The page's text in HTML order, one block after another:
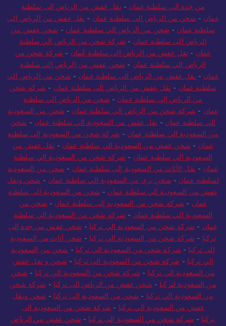
عمان-شحن من الرياض الى سلطنة عمان-نقل عفش من الرياض الى
سلطنة عمان-شحن من الرياض الي سلطنة عمان-شحن عفش من
الرياض الى سلطنة عمان-شركة شحن من الرياض الي سلطنة
عمان-نقل عفش من الرياض الى سلطنة عُمان-شركة شحن من
الرياض الي سلطنة عمان-شحن عفش من الرياض الي سلطنة
عمان-نقل عفش من الرياض الى سلطنة عمان-شحن من الرياض الى
سلطنة عمان-نقل عفش من الرياض الى سلطنة عمان-شركة شحن
من الرياض إلى سلطنة عمان-شحن من الرياض الي سلطنة
-شركة شحن من الرياض الي سلطنة عمان-شحن من السعودية
الي سلطنة عمان-نقل عفش من السعودية الي سلطنة عمان-شحن
من السعودية الي سلطنة عمان-شركة شحن من السعودية إلى سلطنة
عمان-شحن عفش من السعودية الي سلطنة عمان-نقل عفش من
السعودية الي سلطنة عمان-شركة شحن من السعودية الي سلطنة
عمان-نقل الأثاث من السعودية إلى سلطنة عمان-شحن من السعودية
لسلطنة عمان-شحن بري من السعودية الي سلطنة عمان-شحن ونقل
عفش من السعودية الي سلطنة عمان-شحن من السعودية الى سلطنة
عمان-شركة شحن من السعودية إلى سلطنة عمان-شحن من
السعودية الي سلطنة عمان-شركة شحن من السعودية الي سلطنة
عمان-شركة شحن من السعودية الي تركيا-شحن عفش من جدة الى
تركيا - شركة شحن من السعودية الي تركيا -شحن أثاث من السعودية
الى تركيا-شركة شحن من السعودية الي تركيا-شحن من السعودية
الي تركيا -شركة شحن من السعودية الى تركيا -شحن و نقل عفش
من السعودية الي تركيا-شركة شحن من السعودية الي تركيا-شحن
من السعودية لتركيا-شحن عفش من الرياض الى تركيا-شركة شحن
من السعودية الي تركيا-شحن من السعودية الى تركيا -شحن ونقل
عفش من السعودية الي تركيا-شركة شحن من السعودية الى
تركيا-شركة شحن من السعودية إلى تركيا-شحن عفش من الرياض
الى تركيا-شركة شحن من الرياض الي تركيا -نقل عفش من الرياض